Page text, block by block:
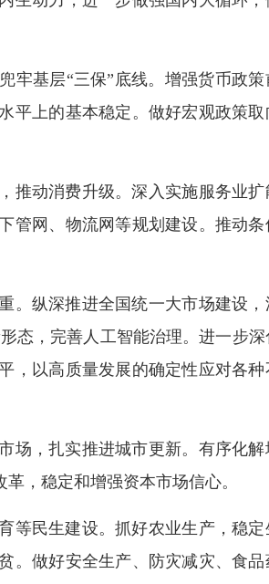
牢基层“三保”底线。增强货币政策
平上的基本稳定。做好宏观政策取
推动消费升级。深入实施服务业扩
管网、物流网等规划建设。推动条
。纵深推进全国统一大市场建设，
态，完善人工智能治理。进一步深
，以高质量发展的确定性应对各种
场，扎实推进城市更新。有序化解
，稳定和增强资本市场信心。
等民生建设。抓好农业生产，稳定
。做好安全生产、防灾减灾、食品